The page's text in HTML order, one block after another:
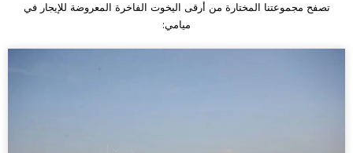
تصفح مجموعتنا المختارة من أرقى اليخوت الفاخرة المعروضة للإيجار في
ميامي: